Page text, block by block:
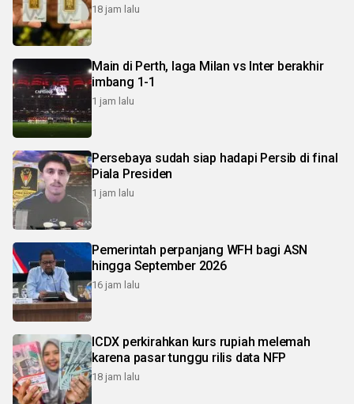
18 jam lalu
Main di Perth, laga Milan vs Inter berakhir
imbang 1-1
1 jam lalu
Persebaya sudah siap hadapi Persib di final
Piala Presiden
1 jam lalu
Pemerintah perpanjang WFH bagi ASN
hingga September 2026
16 jam lalu
ICDX perkirahkan kurs rupiah melemah
karena pasar tunggu rilis data NFP
18 jam lalu